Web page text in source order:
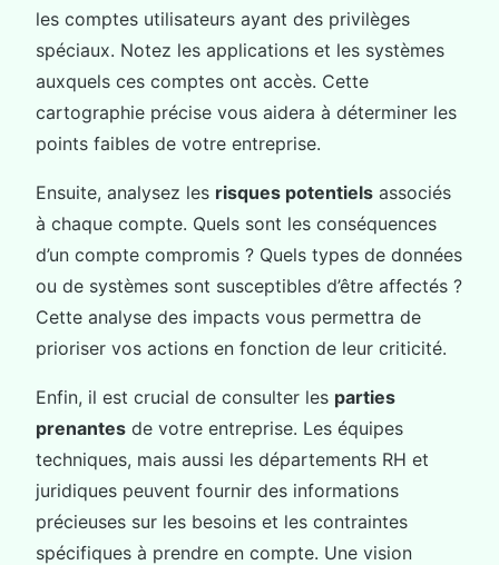
les comptes utilisateurs ayant des privilèges
spéciaux. Notez les applications et les systèmes
auxquels ces comptes ont accès. Cette
cartographie précise vous aidera à déterminer les
points faibles de votre entreprise.
Ensuite, analysez les risques potentiels associés
à chaque compte. Quels sont les conséquences
d’un compte compromis ? Quels types de données
ou de systèmes sont susceptibles d’être affectés ?
Cette analyse des impacts vous permettra de
prioriser vos actions en fonction de leur criticité.
Enfin, il est crucial de consulter les parties
prenantes de votre entreprise. Les équipes
techniques, mais aussi les départements RH et
juridiques peuvent fournir des informations
précieuses sur les besoins et les contraintes
spécifiques à prendre en compte. Une vision